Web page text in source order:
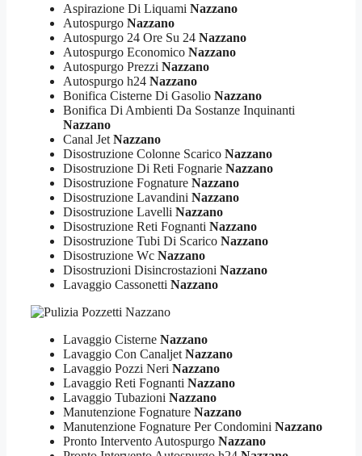
Aspirazione Di Liquami Nazzano
Autospurgo Nazzano
Autospurgo 24 Ore Su 24 Nazzano
Autospurgo Economico Nazzano
Autospurgo Prezzi Nazzano
Autospurgo h24 Nazzano
Bonifica Cisterne Di Gasolio Nazzano
Bonifica Di Ambienti Da Sostanze Inquinanti
Nazzano
Canal Jet Nazzano
Disostruzione Colonne Scarico Nazzano
Disostruzione Di Reti Fognarie Nazzano
Disostruzione Fognature Nazzano
Disostruzione Lavandini Nazzano
Disostruzione Lavelli Nazzano
Disostruzione Reti Fognanti Nazzano
Disostruzione Tubi Di Scarico Nazzano
Disostruzione Wc Nazzano
Disostruzioni Disincrostazioni Nazzano
Lavaggio Cassonetti Nazzano
Lavaggio Cisterne Nazzano
Lavaggio Con Canaljet Nazzano
Lavaggio Pozzi Neri Nazzano
Lavaggio Reti Fognanti Nazzano
Lavaggio Tubazioni Nazzano
Manutenzione Fognature Nazzano
Manutenzione Fognature Per Condomini Nazzano
Pronto Intervento Autospurgo Nazzano